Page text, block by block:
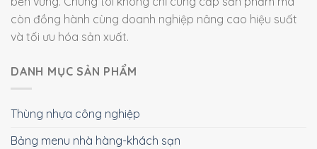
còn đồng hành cùng doanh nghiệp nâng cao hiệu suất
và tối ưu hóa sản xuất.
DANH MỤC SẢN PHẨM
Thùng nhựa công nghiệp
Bảng menu nhà hàng-khách sạn